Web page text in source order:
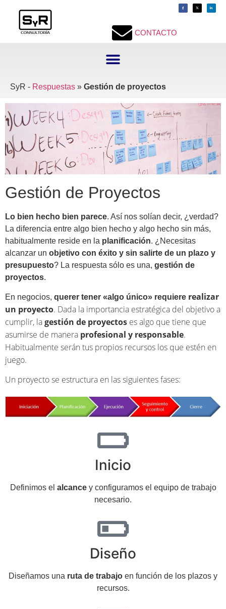
CONTACTO
SyR - Respuestas » Gestión de proyectos
Gestión de Proyectos
Lo bien hecho bien parece. Así nos solían decir, ¿verdad?
La diferencia entre algo bien hecho y algo hecho sin más,
habitualmente reside en la planificación. ¿Necesitas
alcanzar un objetivo con éxito y sin salirte de un plazo y
presupuesto? La respuesta sólo es una, gestión de
proyectos.
En negocios, querer tener «algo único» requiere realizar
un proyecto. Dada la importancia estratégica del objetivo a
cumplir, lagestión de proyectos es algo que tiene que
asumirse de manera profesional y responsable.
Habitualmente serán tus propios recursos los que estén en
juego.
Un proyecto se estructura en las siguientes fases:
Inicio
Definimos el alcancey configuramos el equipo de trabajo
necesario.
Diseño
Diseñamos una ruta de trabajo en función de los plazos y
recursos.